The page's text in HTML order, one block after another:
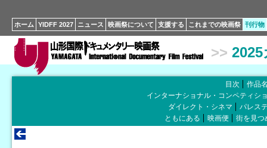
ホーム YIDFF 2027 ニュース 映画祭について 支援する これまでの映画祭 刊行物
>>
目次
作品
インターナショナル・コンペティシ
ダイレクト・シネマ
パレス
ともにある
映画便 街を見つ